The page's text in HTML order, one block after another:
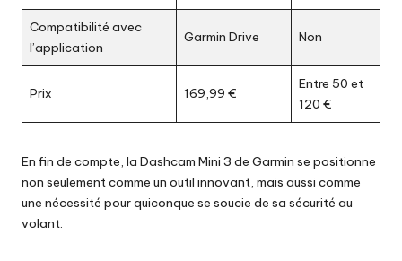
Compatibilité avec
l’application
Garmin Drive Non
Prix 169,99 €
Entre 50 et
120 €
En fin de compte, la Dashcam Mini 3 de Garmin se positionne
non seulement comme un outil innovant, mais aussi comme
une nécessité pour quiconque se soucie de sa sécurité au
volant.